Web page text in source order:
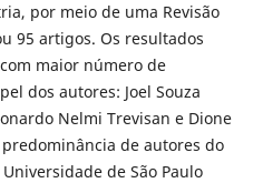
por meio de uma Revisão
95 artigos. Os resultados
maior número de
dos autores: Joel Souza
Nelmi Trevisan e Dione
de autores do
de São Paulo